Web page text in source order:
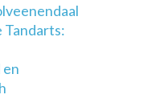
Tandarts: